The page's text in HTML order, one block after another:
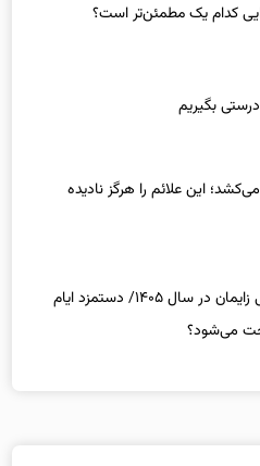
کدام یک مطمئن‌تر است؟‌
بگیریم
این علائم را هرگز نادیده
اعلام شرایط مرخصی زایمان در سال ۱۴۰۵/ دستمزد ایام
می‌شود؟